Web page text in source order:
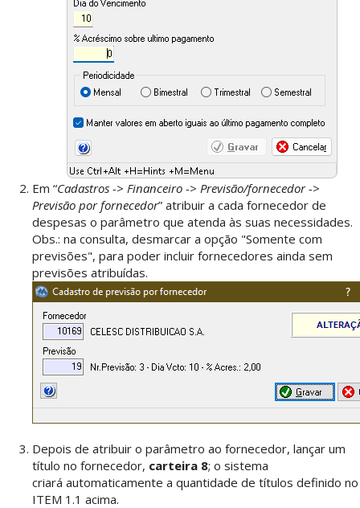
Em “Cadastros -> Financeiro -> Previsão/fornecedor ->
Previsão por fornecedor” atribuir a cada fornecedor de
despesas o parâmetro que atenda às suas necessidades.
Obs.: na consulta, desmarcar a opção "Somente com
previsões", para poder incluir fornecedores ainda sem
previsões atribuídas.
Depois de atribuir o parâmetro ao fornecedor, lançar um
título no fornecedor, carteira 8; o sistema
criará automaticamente a quantidade de títulos definido no
ITEM 1.1 acima.